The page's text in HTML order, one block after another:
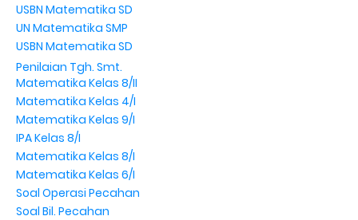
USBN Matematika SD
UN Matematika SMP
USBN Matematika SD
Penilaian Tgh. Smt.
Matematika Kelas 8/II
Matematika Kelas 4/I
Matematika Kelas 9/I
IPA Kelas 8/I
Matematika Kelas 8/I
Matematika Kelas 6/I
Soal Operasi Pecahan
Soal Bil. Pecahan